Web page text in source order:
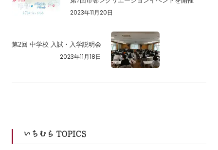
2023年11月20日
第2回 中学校 入試・入学説明会
2023年11月18日
いちむら TOPICS